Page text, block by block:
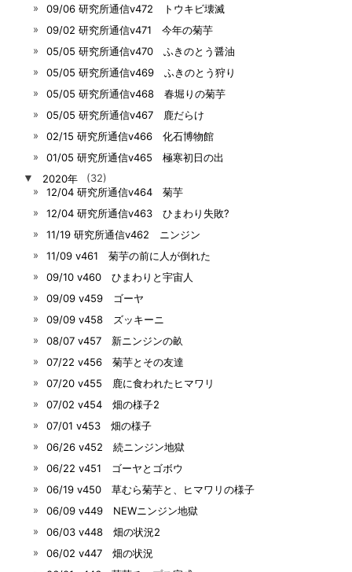
09/06 研究所通信v472 トウキビ壊滅
09/02 研究所通信v471 今年の菊芋
05/05 研究所通信v470 ふきのとう醤油
05/05 研究所通信v469 ふきのとう狩り
05/05 研究所通信v468 春堀りの菊芋
05/05 研究所通信v467 鹿だらけ
02/15 研究所通信v466 化石博物館
01/05 研究所通信v465 極寒初日の出
▼
2020年
(32)
12/04 研究所通信v464 菊芋
12/04 研究所通信v463 ひまわり失敗?
11/19 研究所通信v462 ニンジン
11/09 v461 菊芋の前に人が倒れた
09/10 v460 ひまわりと宇宙人
09/09 v459 ゴーヤ
09/09 v458 ズッキーニ
08/07 v457 新ニンジンの畝
07/22 v456 菊芋とその友達
07/20 v455 鹿に食われたヒマワリ
07/02 v454 畑の様子2
07/01 v453 畑の様子
06/26 v452 続ニンジン地獄
06/22 v451 ゴーヤとゴボウ
06/19 v450 草むら菊芋と、ヒマワリの様子
06/09 v449 NEWニンジン地獄
06/03 v448 畑の状況2
06/02 v447 畑の状況